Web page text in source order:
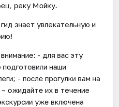
реку Мойку.
знает увлекательную и
- для вас эту
наши
- после прогулки вам на
ожидайте их в течение
уже включена